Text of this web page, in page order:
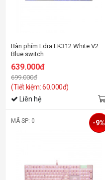
Bàn phím Edra EK312 White V2
Blue switch
639.000đ
699.000đ
(Tiết kiệm: 60.000đ)
Liên hệ
MÃ SP: 0 -9%